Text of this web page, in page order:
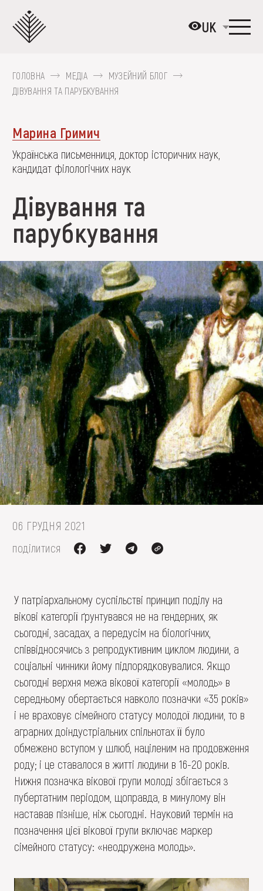
основного
вмісту
UK
ПРО МУЗЕЙ
ВИСТАВКИ ТА ПОДІЇ
МЕДІА
НАВЧИТИСЯ
ПОСЛУГИ
FAQ
ОНЛАЙН-КРАМНИЦЯ
ПІДТРИМАТИ
ГОЛОВНА МЕДІА
МУЗЕЙНИЙ БЛОГ
ДІВУВАННЯ ТА ПАРУБКУВАННЯ
Марина Гримич
Українська письменниця, доктор історичних наук,
кандидат філологічних наук
Дівування та
парубкування
06 ГРУДНЯ 2021
поділитися
У патріархальному суспільстві принцип поділу на
вікові категорії ґрунтувався не на гендерних, як
сьогодні, засадах, а передусім на біологічних,
співвідносячись з репродуктивним циклом людини, а
соціальні чинники йому підпорядковувалися. Якщо
сьогодні верхня межа вікової категорії «молодь» в
середньому обертається навколо позначки «35 років»
і не враховує сімейного статусу молодої людини, то в
аграрних доіндустріальних спільнотах її було
обмежено вступом у шлюб, націленим на продовження
роду; і це ставалося в житті людини в 16-20 років.
Нижня позначка вікової групи молоді збігається з
пубертатним періодом, щоправда, в минулому він
наставав пізніше, ніж сьогодні. Науковий термін на
позначення цієї вікової групи включає маркер
сімейного статусу: «неодружена молодь».